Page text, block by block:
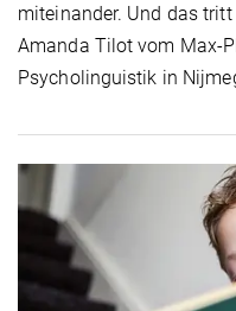
miteinander. Und das
Amanda Tilot vom Max-
Psycholinguistik in